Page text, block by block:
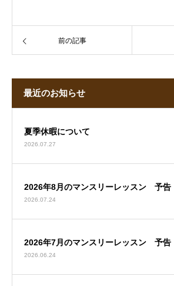
前の記事
最近のお知らせ
夏季休暇について
2026.07.27
2026年8月のマンスリーレッスン 予告
2026.07.24
2026年7月のマンスリーレッスン 予告
2026.06.24